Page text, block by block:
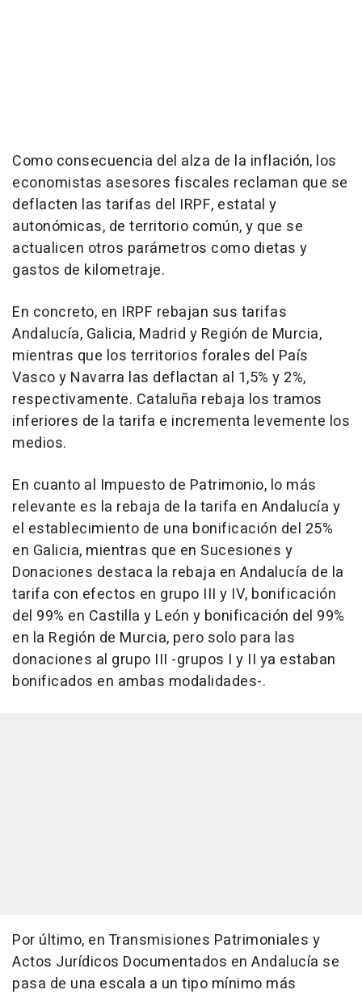
Como consecuencia del alza de la inflación, los
economistas asesores fiscales reclaman que se
deflacten las tarifas del IRPF, estatal y
autonómicas, de territorio común, y que se
actualicen otros parámetros como dietas y
gastos de kilometraje.
En concreto, en IRPF rebajan sus tarifas
Andalucía, Galicia, Madrid y Región de Murcia,
mientras que los territorios forales del País
Vasco y Navarra las deflactan al 1,5% y 2%,
respectivamente. Cataluña rebaja los tramos
inferiores de la tarifa e incrementa levemente los
medios.
En cuanto al Impuesto de Patrimonio, lo más
relevante es la rebaja de la tarifa en Andalucía y
el establecimiento de una bonificación del 25%
en Galicia, mientras que en Sucesiones y
Donaciones destaca la rebaja en Andalucía de la
tarifa con efectos en grupo III y IV, bonificación
del 99% en Castilla y León y bonificación del 99%
en la Región de Murcia, pero solo para las
donaciones al grupo III -grupos I y II ya estaban
bonificados en ambas modalidades-.
Por último, en Transmisiones Patrimoniales y
Actos Jurídicos Documentados en Andalucía se
pasa de una escala a un tipo mínimo más